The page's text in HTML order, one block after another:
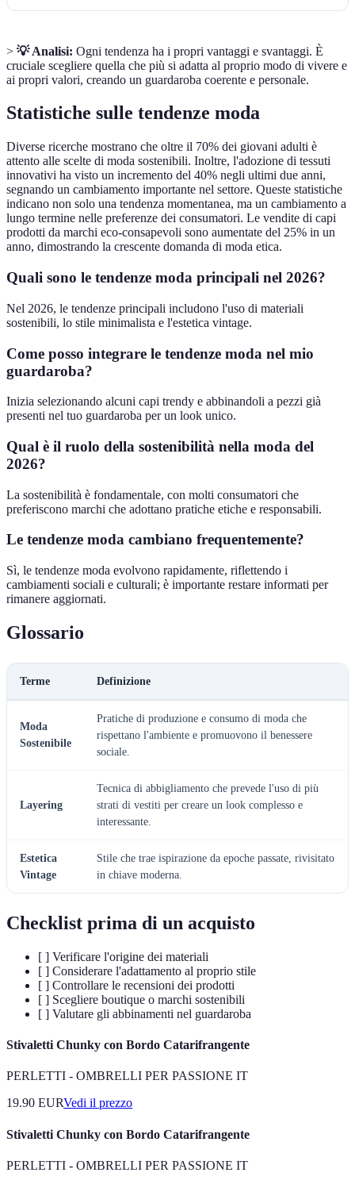
> 💡 Analisi: Ogni tendenza ha i propri vantaggi e svantaggi. È
cruciale scegliere quella che più si adatta al proprio modo di vivere e
ai propri valori, creando un guardaroba coerente e personale.
Statistiche sulle tendenze moda
Diverse ricerche mostrano che oltre il 70% dei giovani adulti è
attento alle scelte di moda sostenibili. Inoltre, l'adozione di tessuti
innovativi ha visto un incremento del 40% negli ultimi due anni,
segnando un cambiamento importante nel settore. Queste statistiche
indicano non solo una tendenza momentanea, ma un cambiamento a
lungo termine nelle preferenze dei consumatori. Le vendite di capi
prodotti da marchi eco-consapevoli sono aumentate del 25% in un
anno, dimostrando la crescente domanda di moda etica.
Quali sono le tendenze moda principali nel 2026?
Nel 2026, le tendenze principali includono l'uso di materiali
sostenibili, lo stile minimalista e l'estetica vintage.
Come posso integrare le tendenze moda nel mio
guardaroba?
Inizia selezionando alcuni capi trendy e abbinandoli a pezzi già
presenti nel tuo guardaroba per un look unico.
Qual è il ruolo della sostenibilità nella moda del
2026?
La sostenibilità è fondamentale, con molti consumatori che
preferiscono marchi che adottano pratiche etiche e responsabili.
Le tendenze moda cambiano frequentemente?
Sì, le tendenze moda evolvono rapidamente, riflettendo i
cambiamenti sociali e culturali; è importante restare informati per
rimanere aggiornati.
Glossario
Terme Definizione
Moda
Sostenibile
Pratiche di produzione e consumo di moda che
rispettano l'ambiente e promuovono il benessere
sociale.
Layering
Tecnica di abbigliamento che prevede l'uso di più
strati di vestiti per creare un look complesso e
interessante.
Estetica
Vintage
Stile che trae ispirazione da epoche passate, rivisitato
in chiave moderna.
Checklist prima di un acquisto
[ ] Verificare l'origine dei materiali
[ ] Considerare l'adattamento al proprio stile
[ ] Controllare le recensioni dei prodotti
[ ] Scegliere boutique o marchi sostenibili
[ ] Valutare gli abbinamenti nel guardaroba
Stivaletti Chunky con Bordo Catarifrangente
PERLETTI - OMBRELLI PER PASSIONE IT
19.90 EURVedi il prezzo
Stivaletti Chunky con Bordo Catarifrangente
PERLETTI - OMBRELLI PER PASSIONE IT